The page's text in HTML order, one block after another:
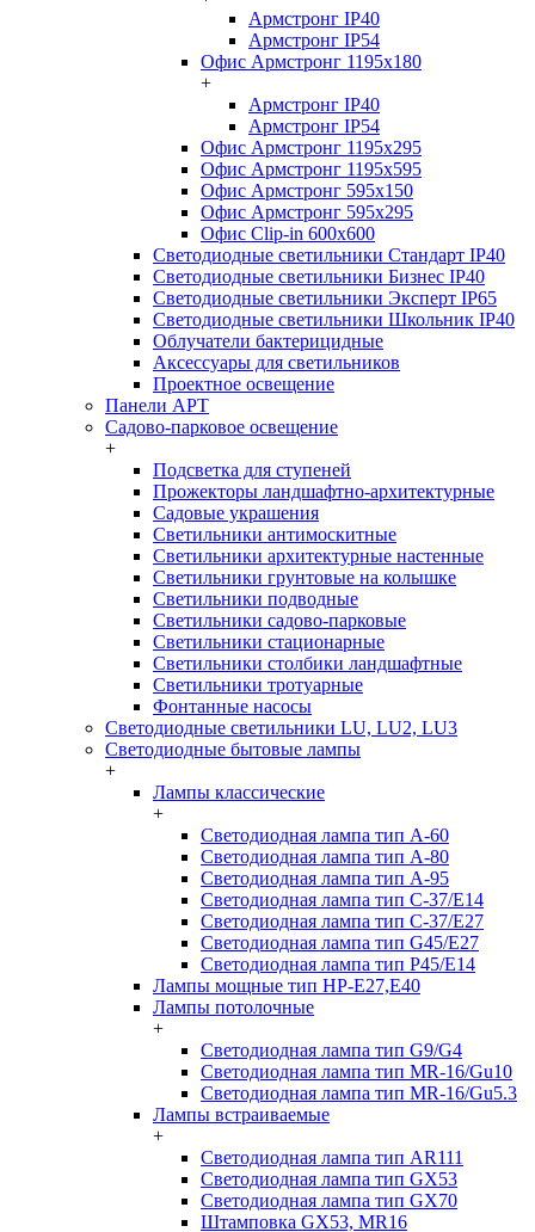
Армстронг IP40
Армстронг IP54
Офис Армстронг 1195x180
+
Армстронг IP40
Армстронг IP54
Офис Армстронг 1195x295
Офис Армстронг 1195x595
Офис Армстронг 595x150
Офис Армстронг 595x295
Офис Clip-in 600x600
Светодиодные светильники Стандарт IP40
Светодиодные светильники Бизнес IP40
Светодиодные светильники Эксперт IP65
Светодиодные светильники Школьник IP40
Облучатели бактерицидные
Аксессуары для светильников
Проектное освещение
Панели АРТ
Садово-парковое освещение
+
Подсветка для ступеней
Прожекторы ландшафтно-архитектурные
Садовые украшения
Светильники антимоскитные
Светильники архитектурные настенные
Светильники грунтовые на колышке
Светильники подводные
Светильники садово-парковые
Светильники стационарные
Светильники столбики ландшафтные
Светильники тротуарные
Фонтанные насосы
Светодиодные светильники LU, LU2, LU3
Светодиодные бытовые лампы
+
Лампы классические
+
Светодиодная лампа тип A-60
Светодиодная лампа тип A-80
Светодиодная лампа тип A-95
Светодиодная лампа тип C-37/Е14
Светодиодная лампа тип C-37/Е27
Светодиодная лампа тип G45/E27
Светодиодная лампа тип P45/E14
Лампы мощные тип HP-E27,E40
Лампы потолочные
+
Светодиодная лампа тип G9/G4
Светодиодная лампа тип MR-16/Gu10
Светодиодная лампа тип MR-16/Gu5.3
Лампы встраиваемые
+
Светодиодная лампа тип AR111
Светодиодная лампа тип GX53
Светодиодная лампа тип GX70
Штамповка GX53, MR16